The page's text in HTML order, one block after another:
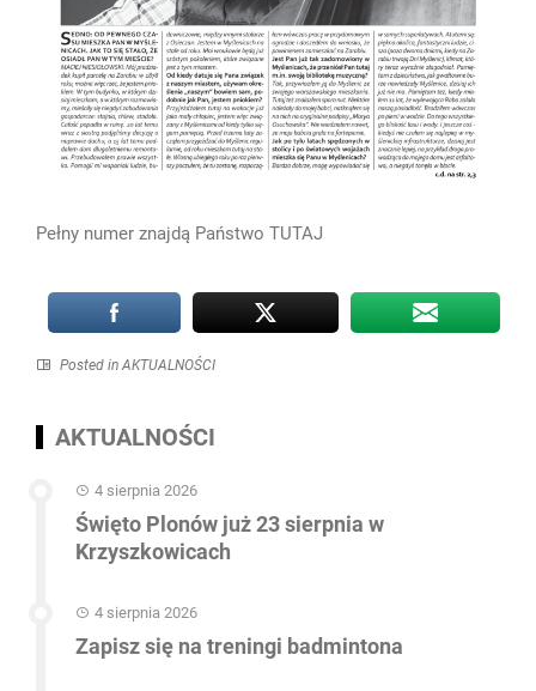
Pełny numer znajdą Państwo TUTAJ
Posted inAKTUALNOŚCI
AKTUALNOŚCI
4 sierpnia 2026
Święto Plonów już 23 sierpnia w
Krzyszkowicach
4 sierpnia 2026
Zapisz się na treningi badmintona